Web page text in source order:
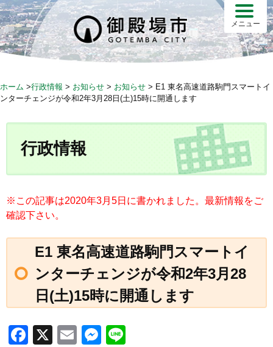
S
k
i
p
c
メニュー
ホーム >行政情報 > お知らせ > お知らせ > E1 東名高速道路駒門スマートイ
ンターチェンジが令和2年3月28日(土)15時に開通します
行政情報
※この記事は2020年3月5日に書かれました。最新情報をご
確認下さい。
E1 東名高速道路駒門スマートイ
ンターチェンジが令和2年3月28
日(土)15時に開通します
F
X
E
M